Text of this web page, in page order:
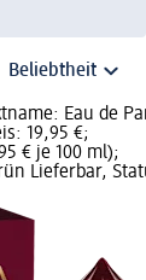
Eau de
19,95 €;
€ je 100 ml);
Lieferbar,